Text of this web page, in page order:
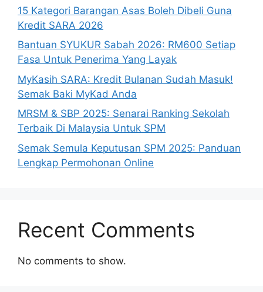
15 Kategori Barangan Asas Boleh Dibeli Guna
Kredit SARA 2026
Bantuan SYUKUR Sabah 2026: RM600 Setiap
Fasa Untuk Penerima Yang Layak
MyKasih SARA: Kredit Bulanan Sudah Masuk!
Semak Baki MyKad Anda
MRSM & SBP 2025: Senarai Ranking Sekolah
Terbaik Di Malaysia Untuk SPM
Semak Semula Keputusan SPM 2025: Panduan
Lengkap Permohonan Online
Recent Comments
No comments to show.